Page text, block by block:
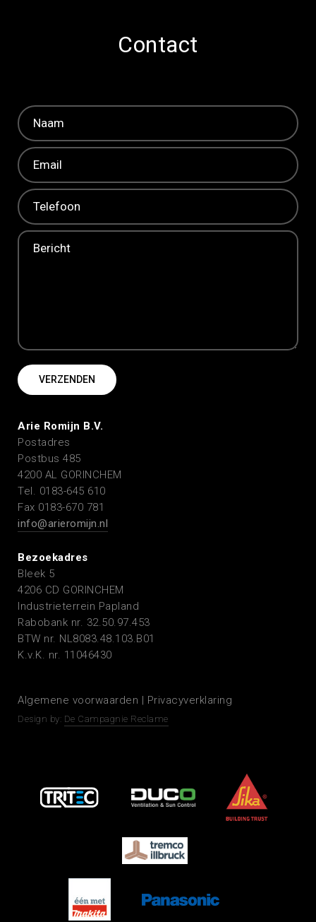
Contact
Arie Romijn B.V.
Postadres
Postbus 485
4200 AL GORINCHEM
Tel. 0183-645 610
Fax 0183-670 781
info@arieromijn.nl
Bezoekadres
Bleek 5
4206 CD GORINCHEM
Industrieterrein Papland
Rabobank nr. 32.50.97.453
BTW nr. NL8083.48.103.B01
K.v.K. nr. 11046430
Algemene voorwaarden | Privacyverklaring
Design by: De Campagnie Reclame